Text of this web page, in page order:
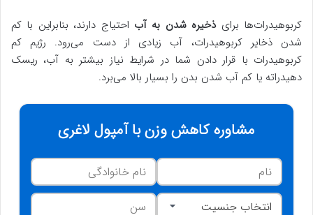
کربوهیدرات‌ها برایذخیره شدن به آب احتیاج دارند، بنابراین با کم
شدن ذخایر کربوهیدرات، آب زیادی از دست می‌رود. رژیم کم
کربوهیدرات با قرار دادن شما در شرایط نیاز بیشتر به آب، ریسک
دهیدراته یا کم آب شدن بدن را بسیار بالا می‌برد.
مشاوره کاهش وزن با آمپول لاغری